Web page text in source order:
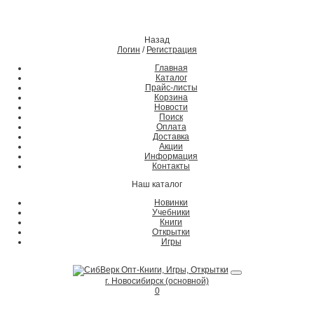
Назад
Логин / Регистрация
Главная
Каталог
Прайс-листы
Корзина
Новости
Поиск
Оплата
Доставка
Акции
Информация
Контакты
Наш каталог
Новинки
Учебники
Книги
Открытки
Игры
г. Новосибирск (основной)
0